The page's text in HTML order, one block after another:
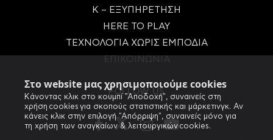
Στο website μας χρησιμοποιούμε cookies
Κάνοντας κλικ στο κουμπί "Αποδοχή", συναινείς στη
χρήση cookies για σκοπούς στατιστικής και μάρκετινγκ. Αν
κάνεις κλικ στην επιλογή "Απόρριψη", συναινείς μόνο για
τη χρήση των αναγκαίων & λειτουργικών cookies.
Κ – ΕΞΥΠΗΡΕΤΗΣΗ
HERE TO PLAY
ΤΕΧΝΟΛΟΓΙΑ ΧΩΡΙΣ ΕΜΠΟΔΙΑ
FOLLOW US